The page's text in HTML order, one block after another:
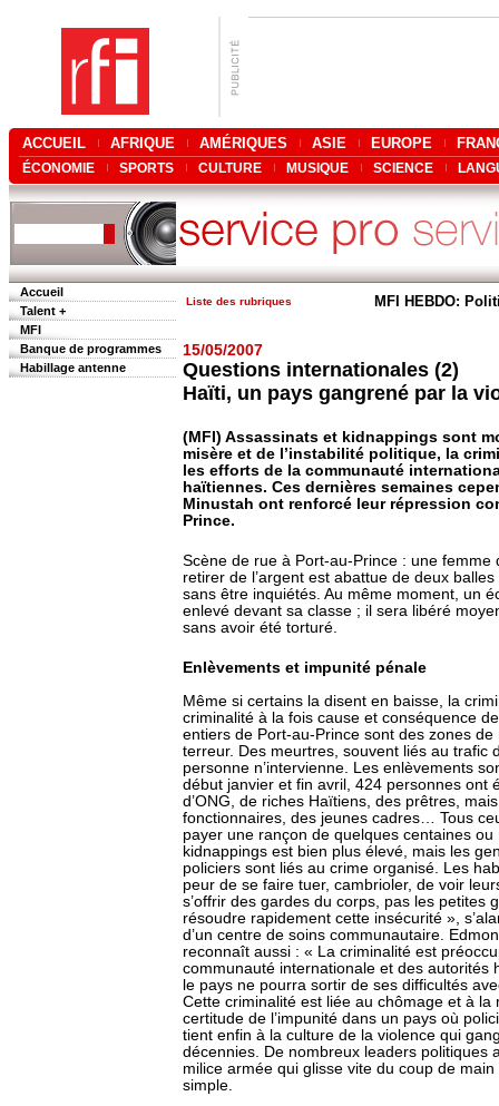
ACCUEIL AFRIQUE AMÉRIQUES ASIE EUROPE
ÉCONOMIE SPORTS CULTURE MUSIQUE SCIENCE
Accueil
Talent +
MFI
Banque de programmes
Habillage antenne
Liste des rubriques MFI HEBDO:
15/05/2007
Questions internationales (2)
Haïti, un pays gangrené par la
(MFI) Assassinats et kidnappings sont
misère et de l’instabilité politique, la
les efforts de la communauté
haïtiennes. Ces dernières semaines
Minustah ont renforcé leur répression
Prince.
Scène de rue à Port-au-Prince : une
retirer de l’argent est abattue de deux
sans être inquiétés. Au même moment, un
enlevé devant sa classe ; il sera libéré
sans avoir été torturé.
Enlèvements et impunité pénale
Même si certains la disent en baisse, la
criminalité à la fois cause et conséquence
entiers de Port-au-Prince sont des zones
terreur. Des meurtres, souvent liés au trafic
personne n’intervienne. Les enlèvements
début janvier et fin avril, 424 personnes ont
d’ONG, de riches Haïtiens, des prêtres,
fonctionnaires, des jeunes cadres… Tous
payer une rançon de quelques centaines
kidnappings est bien plus élevé, mais les
policiers sont liés au crime organisé. Les
peur de se faire tuer, cambrioler, de voir
s’offrir des gardes du corps, pas les petites
résoudre rapidement cette insécurité »,
d’un centre de soins communautaire.
reconnaît aussi : « La criminalité est
communauté internationale et des autorités
le pays ne pourra sortir de ses difficultés
Cette criminalité est liée au chômage et à la
certitude de l’impunité dans un pays où
tient enfin à la culture de la violence qui
décennies. De nombreux leaders politiques
milice armée qui glisse vite du coup de
simple.